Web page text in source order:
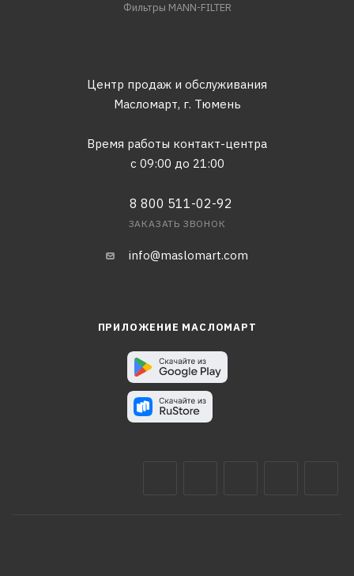
Фильтры MANN-FILTER
Центр продаж и обслуживания
Масломарт, г. Тюмень
Время работы контакт-центра
с 09:00 до 21:00
8 800 511-02-92
ЗАКАЗАТЬ ЗВОНОК
info@maslomart.com
ПРИЛОЖЕНИЕ МАСЛОМАРТ